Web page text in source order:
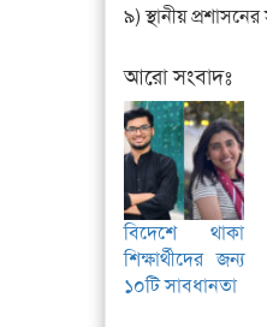
৯) স্থানীয়
আরো সংবাদঃ
বিদেশে থাকা
শিক্ষার্থীদের জন্য
১০টি সাবধানতা